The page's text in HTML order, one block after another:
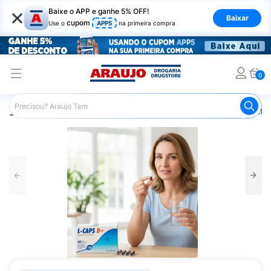
× Baixe o APP e ganhe 5% OFF!
Use o cupom APP5 na primeira compra
Baixar
0
Araujo Saúde e Bem Estar